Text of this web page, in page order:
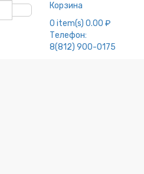
Корзина
0 item(s) 0.00 ₽
Телефон:
8(812) 900-0175